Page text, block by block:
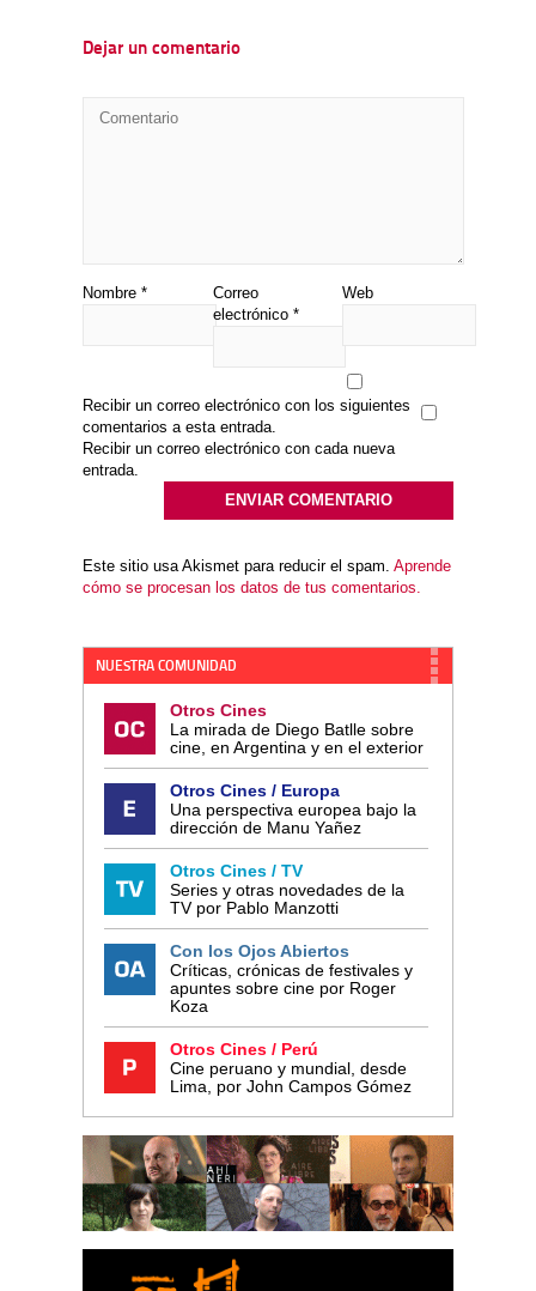
Dejar un comentario
Nombre *
Correo
electrónico *
Web
Recibir un correo electrónico con los siguientes
comentarios a esta entrada.
Recibir un correo electrónico con cada nueva
entrada.
Este sitio usa Akismet para reducir el spam. Aprende
cómo se procesan los datos de tus comentarios.
NUESTRA COMUNIDAD
Otros Cines
La mirada de Diego Batlle sobre
cine, en Argentina y en el exterior
Otros Cines / Europa
Una perspectiva europea bajo la
dirección de Manu Yañez
Otros Cines / TV
Series y otras novedades de la
TV por Pablo Manzotti
Con los Ojos Abiertos
Críticas, crónicas de festivales y
apuntes sobre cine por Roger
Koza
Otros Cines / Perú
Cine peruano y mundial, desde
Lima, por John Campos Gómez